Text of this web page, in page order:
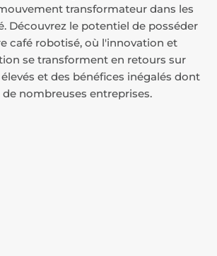
transformateur dans les
Découvrez le potentiel de posséder
café robotisé, où l'innovation et
se transforment en retours sur
et des bénéfices inégalés dont
de nombreuses entreprises.